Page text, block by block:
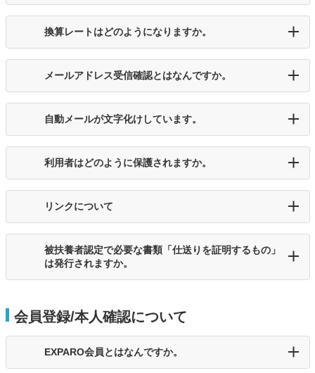
換算レートはどのようになりますか。
メールアドレス受信確認とはなんですか。
自動メールが文字化けしています。
利用者はどのように保護されますか。
リンクについて
被扶養者認定で必要な書類「仕送りを証明するもの」
は発行されますか。
会員登録/本人確認について
EXPARO会員とはなんですか。